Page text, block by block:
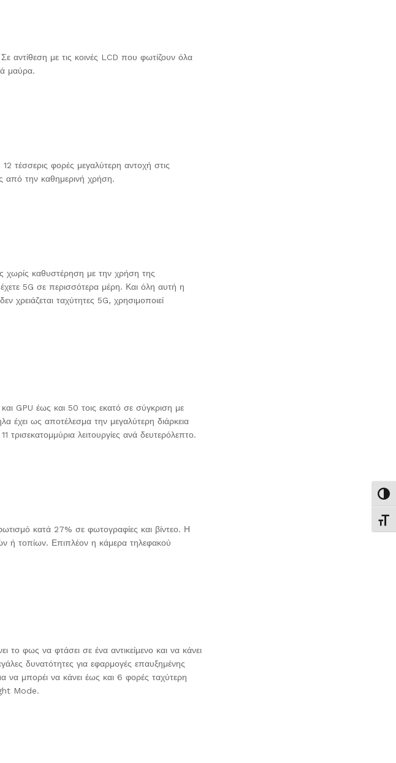
αντίθεση με τις κοινές LCD που φωτίζουν όλα
μαύρα.
τέσσερις φορές μεγαλύτερη αντοχή στις
από την καθημερινή χρήση.
χωρίς καθυστέρηση με την χρήση της
5G σε περισσότερα μέρη. Και όλη αυτή η
χρειάζεται ταχύτητες 5G, χρησιμοποιεί
GPU έως και 50 τοις εκατό σε σύγκριση με
έχει ως αποτέλεσμα την μεγαλύτερη διάρκεια
λειτουργίες ανά δευτερόλεπτο.
κατά 27% σε φωτογραφίες και βίντεο. Η
ή τοπίων. Επιπλέον η κάμερα τηλεφακού
φως να φτάσει σε ένα αντικείμενο και να κάνει
δυνατότητες για εφαρμογές επαυξημένης
να μπορέι να κάνει έως και 6 φορές ταχύτερη
Mode.